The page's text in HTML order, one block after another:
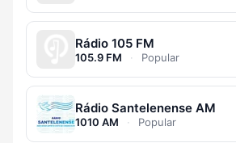
Rádio 105 FM
105.9 FM · Popular
Rádio Santelenense AM
1010 AM · Popular